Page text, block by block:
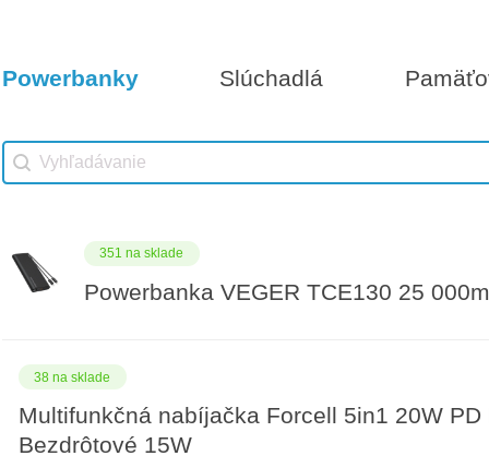
7 na sklade
Vhodné príslušenstvo
Powerbanky Slúchadlá
Vhodné príslušenstvo search
Search content
351 na sklade
Powerbanka VEGER TCE130 25
38 na sklade
Multifunkčná nabíjačka Forcell 5in1 20W
Bezdrôtové 15W